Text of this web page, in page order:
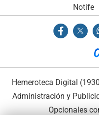
Notife
Hemeroteca Digital
Administración y
Opcionales